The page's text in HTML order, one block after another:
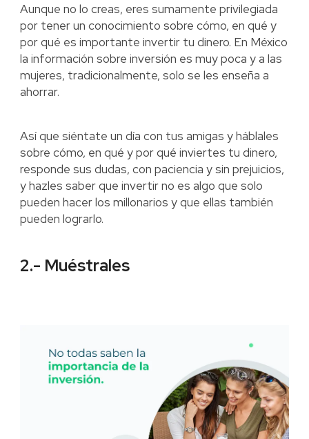
Aunque no lo creas, eres sumamente privilegiada
por tener un conocimiento sobre cómo, en qué y
por qué es importante invertir tu dinero. En México
la información sobre inversión es muy poca y a las
mujeres, tradicionalmente, solo se les enseña a
ahorrar.
Así que siéntate un día con tus amigas y háblales
sobre cómo, en qué y por qué inviertes tu dinero,
responde sus dudas, con paciencia y sin prejuicios,
y hazles saber que invertir no es algo que solo
pueden hacer los millonarios y que ellas también
pueden lograrlo.
2.- Muéstrales